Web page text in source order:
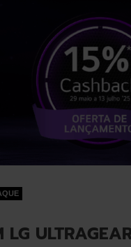
LG